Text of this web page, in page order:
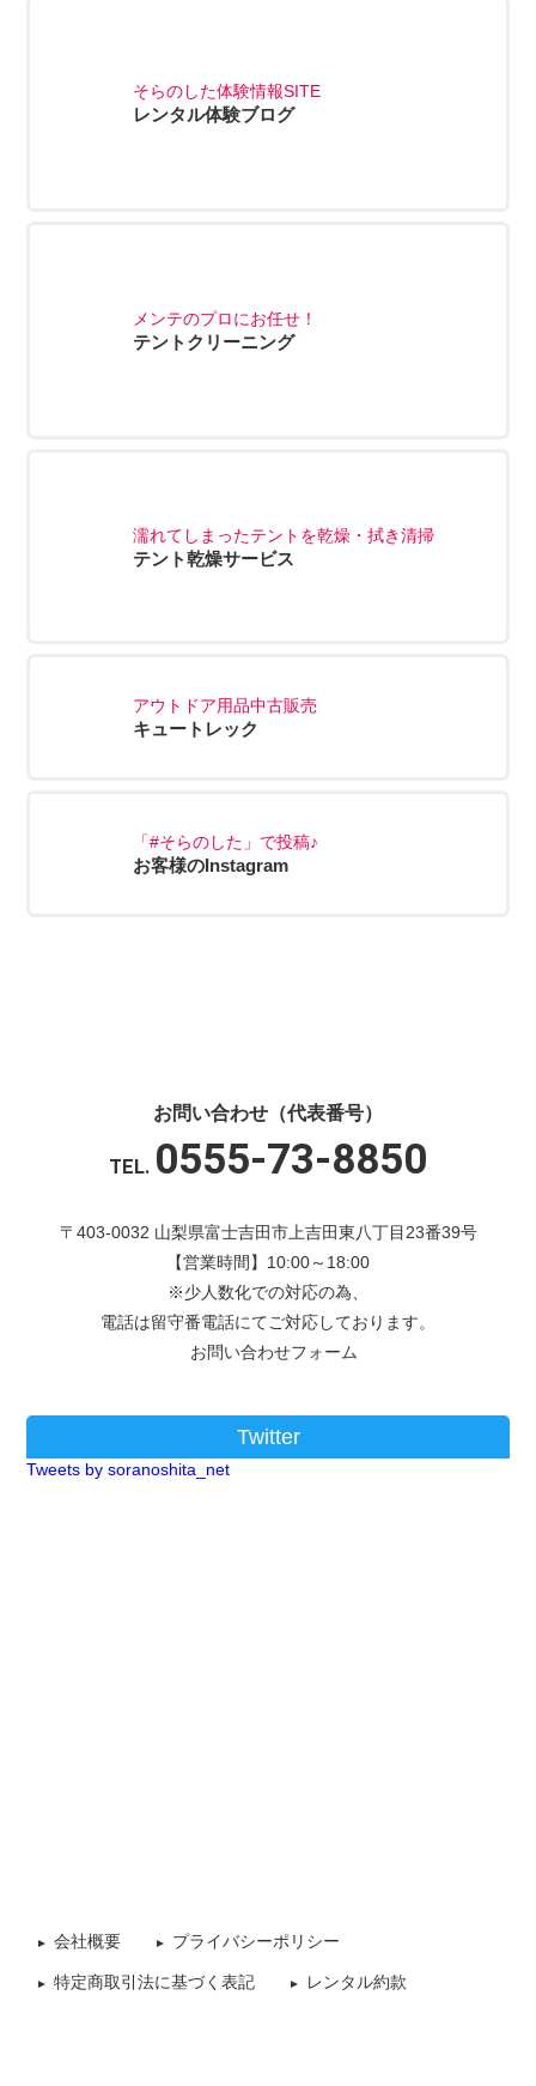
そらのした体験情報SITE
レンタル体験ブログ
メンテのプロにお任せ！
テントクリーニング
濡れてしまったテントを乾燥・拭き清掃
テント乾燥サービス
アウトドア用品中古販売
キュートレック
「#そらのした」で投稿♪
お客様のInstagram
お問い合わせ（代表番号）
TEL. 0555-73-8850
〒403-0032 山梨県富士吉田市上吉田東八丁目23番39号
【営業時間】10:00～18:00
※少人数化での対応の為、
電話は留守番電話にてご対応しております。
お問い合わせフォーム
Twitter
Tweets by soranoshita_net
会社概要 プライバシーポリシー
特定商取引法に基づく表記 レンタル約款